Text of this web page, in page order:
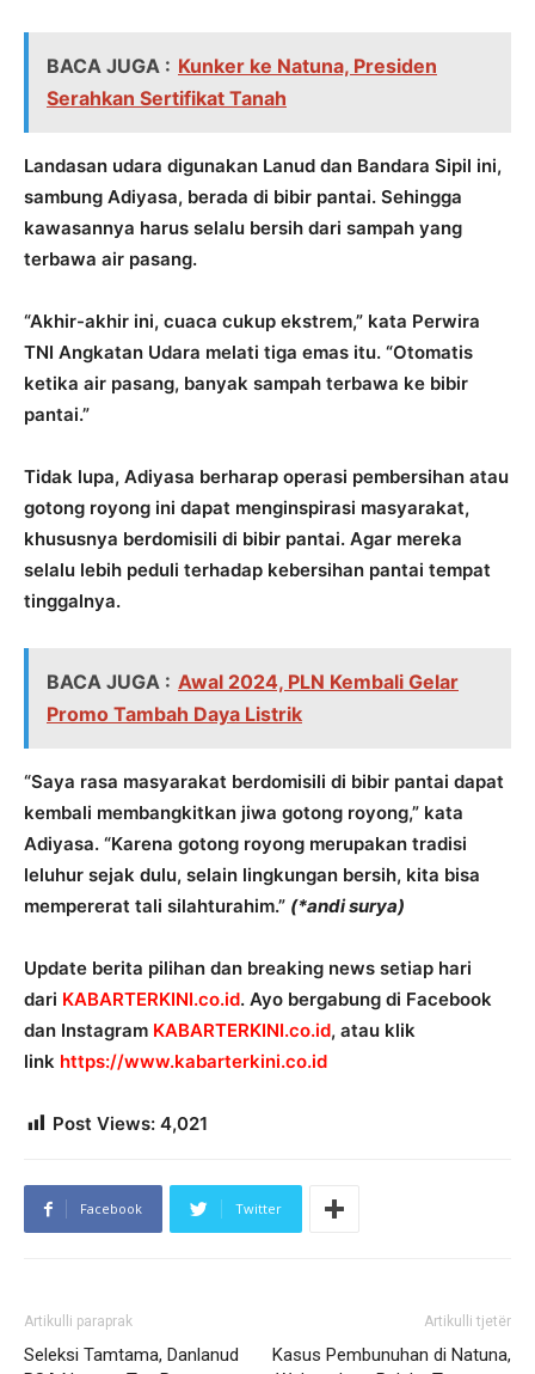
BACA JUGA : Kunker ke Natuna, Presiden
Serahkan Sertifikat Tanah
Landasan udara digunakan Lanud dan Bandara Sipil ini,
sambung Adiyasa, berada di bibir pantai. Sehingga
kawasannya harus selalu bersih dari sampah yang
terbawa air pasang.
“Akhir-akhir ini, cuaca cukup ekstrem,” kata Perwira
TNI Angkatan Udara melati tiga emas itu. “Otomatis
ketika air pasang, banyak sampah terbawa ke bibir
pantai.”
Tidak lupa, Adiyasa berharap operasi pembersihan atau
gotong royong ini dapat menginspirasi masyarakat,
khususnya berdomisili di bibir pantai. Agar mereka
selalu lebih peduli terhadap kebersihan pantai tempat
tinggalnya.
BACA JUGA : Awal 2024, PLN Kembali Gelar
Promo Tambah Daya Listrik
“Saya rasa masyarakat berdomisili di bibir pantai dapat
kembali membangkitkan jiwa gotong royong,” kata
Adiyasa. “Karena gotong royong merupakan tradisi
leluhur sejak dulu, selain lingkungan bersih, kita bisa
mempererat tali silahturahim.” (*andi surya)
Update berita pilihan dan breaking news setiap hari
dari KABARTERKINI.co.id. Ayo bergabung di Facebook
dan Instagram KABARTERKINI.co.id, atau klik
link https://www.kabarterkini.co.id
Post Views: 4,021
Facebook Twitter
Artikulli paraprak
Seleksi Tamtama, Danlanud
Artikulli tjetër
Kasus Pembunuhan di Natuna,